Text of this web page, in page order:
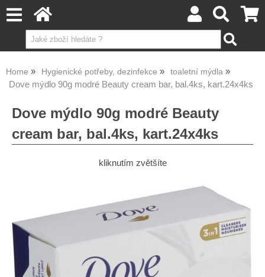
Home Hygienické potřeby, dezinfekce toaletní mýdla
Dove mýdlo 90g modré Beauty cream bar, bal.4ks, kart.24x4ks
Dove mýdlo 90g modré Beauty
cream bar, bal.4ks, kart.24x4ks
kliknutím zvětšíte